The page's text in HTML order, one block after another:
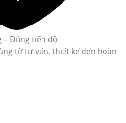
– Đúng tiến độ
từ tư vấn, thiết kế đến hoàn